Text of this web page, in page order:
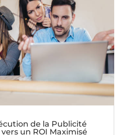
de la Publicité
un ROI Maximisé